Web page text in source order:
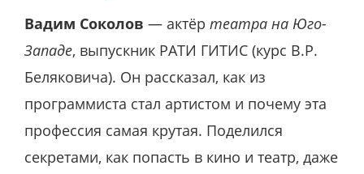
Вадим Соколов — актёр театра на Юго-
Западе, выпускник РАТИ ГИТИС (курс В.Р.
Беляковича). Он рассказал, как из
программиста стал артистом и почему эта
профессия самая крутая. Поделился
секретами, как попасть в кино и театр, даже